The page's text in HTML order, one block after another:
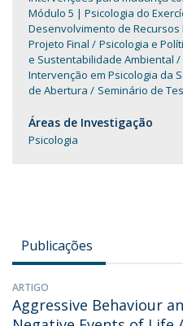
Módulo 5 | Psicologia do
Desenvolvimento de Recursos
Projeto Final
Psicologia e
e Sustentabilidade Ambiental
Intervenção em Psicologia da
de Abertura
Seminário de
Áreas de Investigação
Psicologia
Publicações
ARTIGO
Aggressive Behaviour